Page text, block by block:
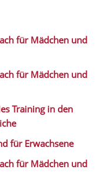
für Mädchen und
für Mädchen und
Training in den
für Erwachsene
für Mädchen und